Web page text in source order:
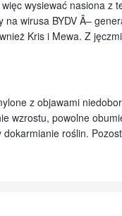
wysiewać nasiona z
wirusa BYDV Â–
Kris i Mewa. Z
z objawami
wzrostu, powolne
roślin.